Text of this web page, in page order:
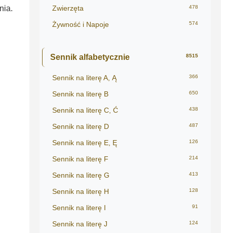
Zwierzęta 478
Żywność i Napoje 574
Sennik alfabetycznie 8515
Sennik na literę A, Ą 366
Sennik na literę B 650
Sennik na literę C, Ć 438
Sennik na literę D 487
Sennik na literę E, Ę 126
Sennik na literę F 214
Sennik na literę G 413
Sennik na literę H 128
Sennik na literę I 91
Sennik na literę J 124